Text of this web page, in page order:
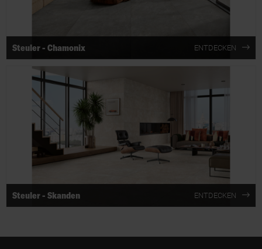
Steuler - Chamonix ENTDECKEN
Steuler - Skanden ENTDECKEN